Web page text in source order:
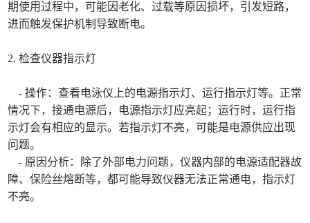
期使用过程中，可能因老化、过载等原因损坏，引发短路，
进而触发保护机制导致断电。
2. 检查仪器指示灯
- 操作：查看电泳仪上的电源指示灯、运行指示灯等。正常
情况下，接通电源后，电源指示灯应亮起；运行时，运行指
示灯会有相应的显示。若指示灯不亮，可能是电源供应出现
问题。
- 原因分析：除了外部电力问题，仪器内部的电源适配器故
障、保险丝熔断等，都可能导致仪器无法正常通电，指示灯
不亮。